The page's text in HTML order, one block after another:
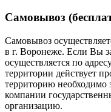
Самовывоз
Самовывоз
в г. Воронеже. Если Вы
осуществляется по
территории действует
территорию необходимо
компании
организацию.